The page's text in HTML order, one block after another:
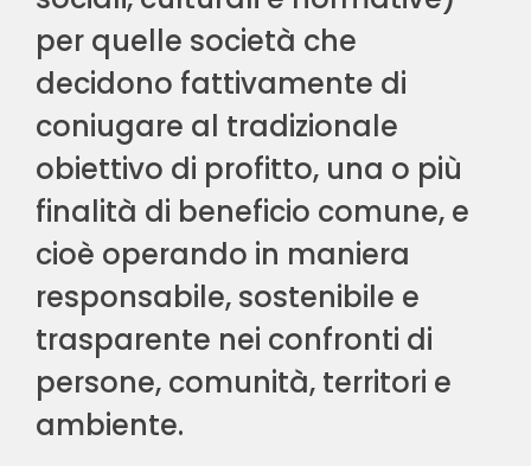
per quelle società che
decidono fattivamente di
coniugare al tradizionale
obiettivo di profitto, una o più
finalità di beneficio comune, e
cioè operando in maniera
responsabile, sostenibile e
trasparente nei confronti di
persone, comunità, territori e
ambiente.